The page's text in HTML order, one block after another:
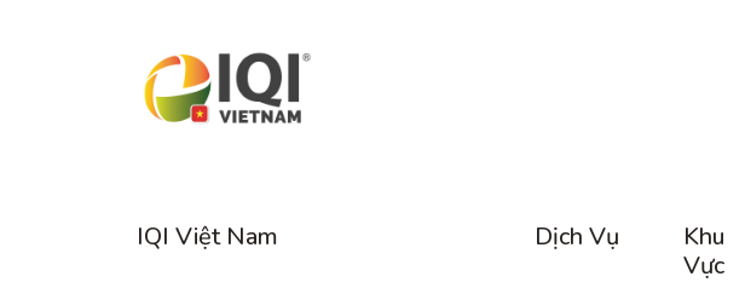
IQI Việt Nam Dịch Vụ
Khu
Vực